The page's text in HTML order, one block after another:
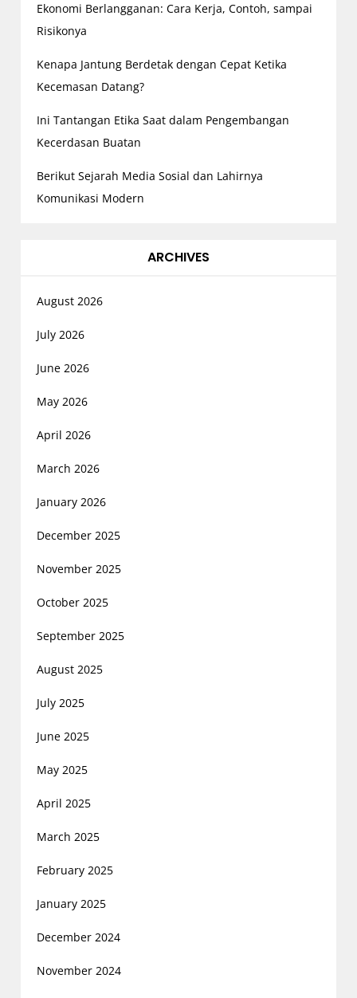
i
o
n
Ekonomi Berlangganan: Cara Kerja, Contoh, sampai
Risikonya
Kenapa Jantung Berdetak dengan Cepat Ketika
Kecemasan Datang?
Ini Tantangan Etika Saat dalam Pengembangan
Kecerdasan Buatan
Berikut Sejarah Media Sosial dan Lahirnya
Komunikasi Modern
ARCHIVES
August 2026
July 2026
June 2026
May 2026
April 2026
March 2026
January 2026
December 2025
November 2025
October 2025
September 2025
August 2025
July 2025
June 2025
May 2025
April 2025
March 2025
February 2025
January 2025
December 2024
November 2024